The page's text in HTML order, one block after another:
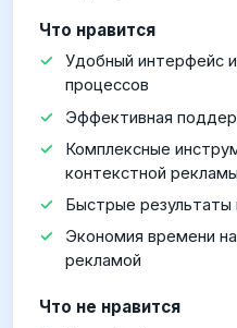
Что нравится
Удобный интерфейс
процессов
Эффективная
Комплексные
контекстной рекламы
Быстрые результаты
Экономия времени
рекламой
Что не нравится